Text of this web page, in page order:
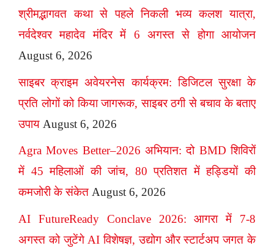
श्रीमद्भागवत कथा से पहले निकली भव्य कलश यात्रा,
नर्वदेश्वर महादेव मंदिर में 6 अगस्त से होगा आयोजन
August 6, 2026
साइबर क्राइम अवेयरनेस कार्यक्रम: डिजिटल सुरक्षा के
प्रति लोगों को किया जागरूक, साइबर ठगी से बचाव के बताए
उपाय August 6, 2026
Agra Moves Better–2026 अभियान: दो BMD शिविरों
में 45 महिलाओं की जांच, 80 प्रतिशत में हड्डियों की
कमजोरी के संकेत August 6, 2026
AI FutureReady Conclave 2026: आगरा में 7-8
अगस्त को जुटेंगे AI विशेषज्ञ, उद्योग और स्टार्टअप जगत के